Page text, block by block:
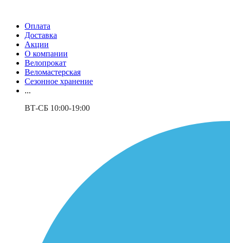
Оплата
Доставка
Акции
О компании
Велопрокат
Веломастерская
Сезонное хранение
...
ВТ-СБ 10:00-19:00